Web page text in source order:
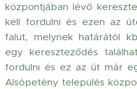
központjában lévő
kell fordulni és ezen az
falut, melynek határától
egy kereszteződés
fordulni és ez az út már
Alsópetény település